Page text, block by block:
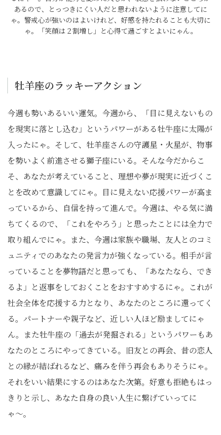
あるので、とっつきにくい人だと思われないように注意してに
ゃ。警戒心が強いのはよいけれど、好感を持たれることも大切に
ゃ。「笑顔は２割増し」と心得て過ごすとよいにゃん。
牡羊座のラッキーアクション
今週も勢いあるいい運気。今週から、「目に見えないもの
を現実に落とし込む」というパワーがある牡牛座に太陽が
入ったにゃ。そして、牡羊座さんの守護星・火星が、物事
を勢いよく前進させる獅子座にいる。そんな今だからこ
そ、あなたが考えていること、理想や夢が現実に近づくこ
とを改めて意識してにゃ。目に見えない応援パワーが高ま
っているから、自信を持って進んで。今週は、やる気に満
ちてくるので、「これをやろう」と思ったことには全力で
取り組んでにゃ。また、今週は家族や職場、友人とのコミ
ュニティでのあなたの発言力が強くなっている。相手が言
っていることを夢物語だと思っても、「あなたなら、でき
るよ」と返事をしておくことをおすすめするにゃ。これが
社会全体を応援する力となり、あなたのところに還ってく
る。パートナーや親子など、近しい人ほど励ましてにゃ
ん。また牡牛座の「過去が発掘される」というパワーもあ
なたのところにやってきている。旧友との再会、昔の恋人
との縁が結ばれるなど、痛みを伴う再会もありそうにゃ。
それをいい結果にするのはあなた次第。好意も拒絶もはっ
きりと示し、あなた自身の良い人生に繋げていってに
ゃ〜。